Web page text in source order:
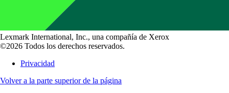
Lexmark International, Inc., una compañía de Xerox
©2026 Todos los derechos reservados.
Privacidad
Volver a la parte superior de la página